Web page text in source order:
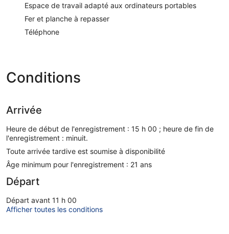
Espace de travail adapté aux ordinateurs portables
Fer et planche à repasser
Téléphone
Conditions
Arrivée
Heure de début de l'enregistrement : 15 h 00 ; heure de fin de
l'enregistrement : minuit.
Toute arrivée tardive est soumise à disponibilité
Âge minimum pour l'enregistrement : 21 ans
Départ
Départ avant 11 h 00
Afficher toutes les conditions